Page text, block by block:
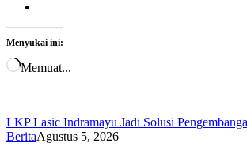
Menyukai ini:
Memuat...
LKP Lasic Indramayu Jadi Solusi
BeritaAgustus 5, 2026